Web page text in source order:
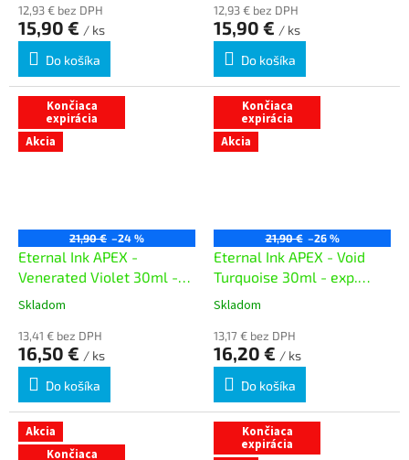
12,93 € bez DPH
15,90 € / ks
Do košíka
12,93 € bez DPH
15,90 € / ks
Do košíka
Končiaca
expirácia
Akcia
21,90 € –24 %
Eternal Ink APEX -
Venerated Violet 30ml -
exp. 07/03/26
Skladom
13,41 € bez DPH
16,50 € / ks
Do košíka
Končiaca
expirácia
Akcia
21,90 € –26 %
Eternal Ink APEX - Void
Turquoise 30ml - exp.
06/02/26
Skladom
13,17 € bez DPH
16,20 € / ks
Do košíka
Akcia
Končiaca
Končiaca
expirácia